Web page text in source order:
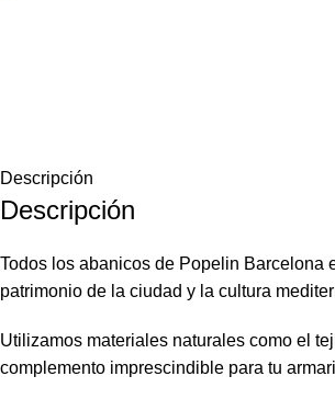
Descripción
Descripción
Todos los abanicos de Popelin Barcelona
patrimonio de la ciudad y la cultura
Utilizamos materiales naturales como el
complemento imprescindible para tu